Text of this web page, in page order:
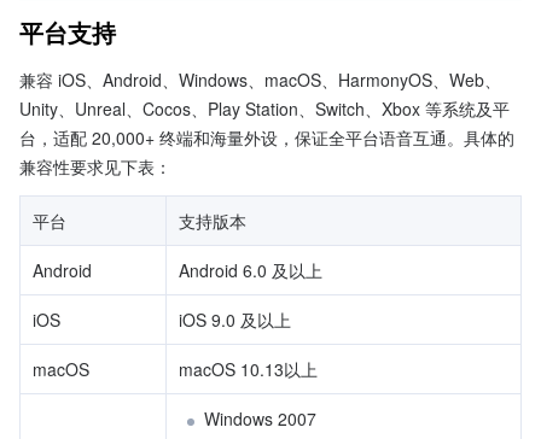
平台支持
兼容 iOS、Android、Windows、macOS、HarmonyOS、Web、
Unity、Unreal、Cocos、Play Station、Switch、Xbox 等系统及平
台，适配 20,000+ 终端和海量外设，保证全平台语音互通。具体的
兼容性要求见下表：
平台 支持版本
Android Android 6.0 及以上
iOS iOS 9.0 及以上
macOS macOS 10.13以上
Windows 2007